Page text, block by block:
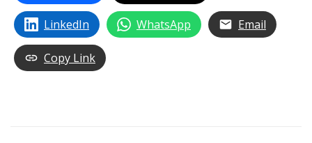
LinkedIn WhatsApp Email
Copy Link